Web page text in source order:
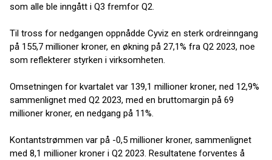
som alle ble inngått i Q3 fremfor Q2.
Til tross for nedgangen oppnådde Cyviz en sterk ordreinngang
på 155,7 millioner kroner, en økning på 27,1% fra Q2 2023, noe
som reflekterer styrken i virksomheten.
Omsetningen for kvartalet var 139,1 millioner kroner, ned 12,9%
sammenlignet med Q2 2023, med en bruttomargin på 69
millioner kroner, en nedgang på 11%.
Kontantstrømmen var på -0,5 millioner kroner, sammenlignet
med 8,1 millioner kroner i Q2 2023. Resultatene forventes å